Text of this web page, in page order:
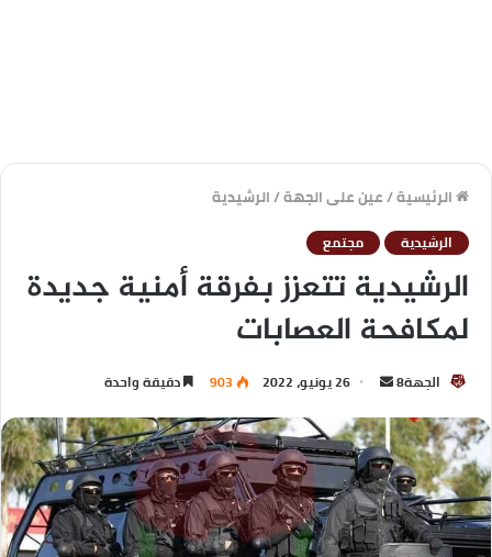
الرئيسية/عين على الجهة/الرشيدية
الرشيدية مجتمع
الرشيدية تتعزز بفرقة أمنية جديدة
لمكافحة العصابات
الجهة8 26 يونيو، 2022 903 دقيقة واحدة